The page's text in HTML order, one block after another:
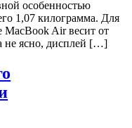
особенностью
1,07 килограмма. Для
Air весит от
не ясно, дисплей […]